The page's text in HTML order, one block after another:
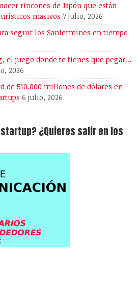
rincones de Japón que están
masivos 7 julio, 2026
seguir los Sanfermines en tiempo
el juego donde te tienes que pegar…
2026
de 510.000 millones de dólares en
6 julio, 2026
salir en los